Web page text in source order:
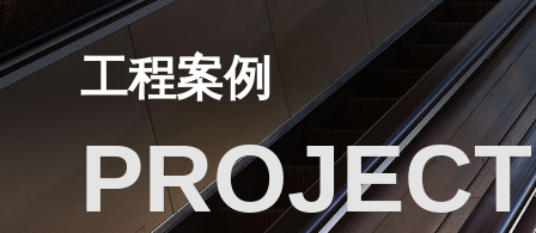
工程案例